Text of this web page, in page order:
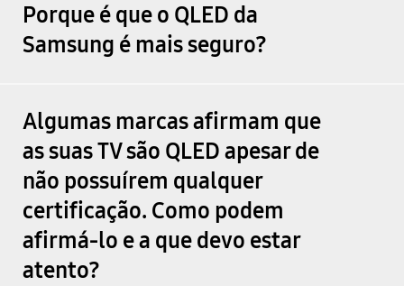
Porque é que o QLED da
Samsung é mais seguro?
Algumas marcas afirmam que
as suas TV são QLED apesar de
não possuírem qualquer
certificação. Como podem
afirmá-lo e a que devo estar
atento?